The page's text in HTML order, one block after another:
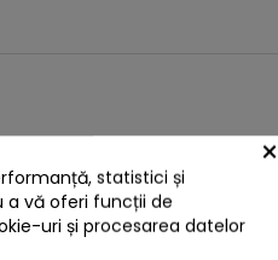
×
statistici și
a vă oferi funcții de
uri și procesarea datelor